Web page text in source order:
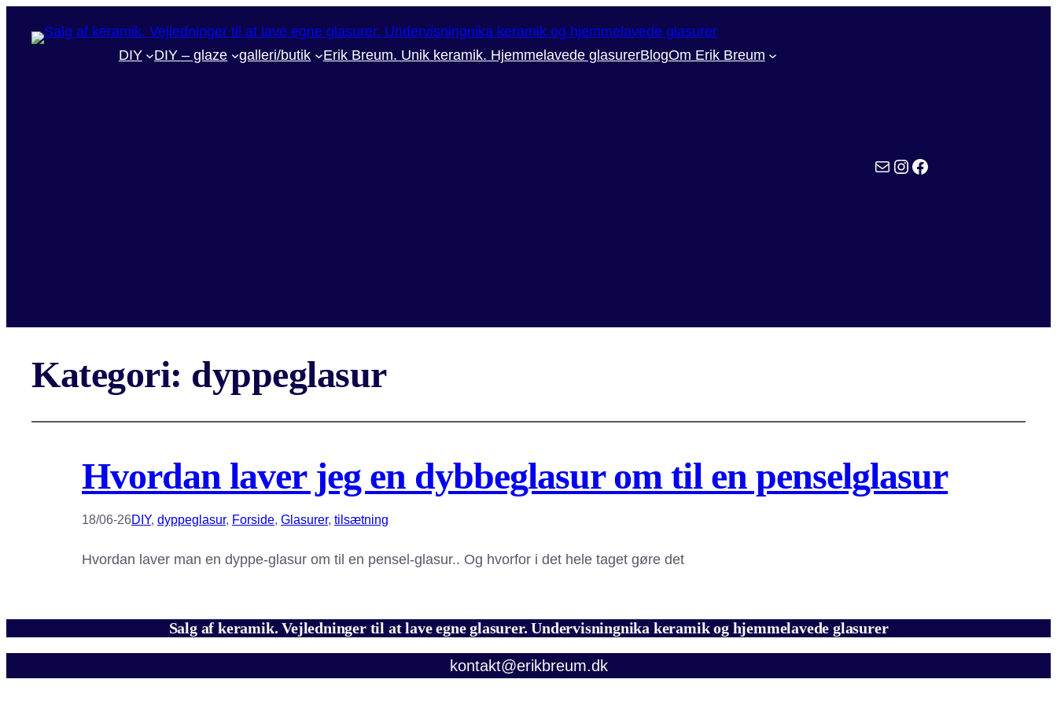
DIY DIY – glaze galleri/butik Erik Breum. Unik keramik. Hjemmelavede glasurerBlogOm Erik Breum
kontaktmail Min instagram Facebook
Kategori: dyppeglasur
Hvordan laver jeg en dybbeglasur om til en penselglasur
18/06-26DIY, dyppeglasur, Forside, Glasurer, tilsætning
Hvordan laver man en dyppe-glasur om til en pensel-glasur.. Og hvorfor i det hele taget gøre det
Salg af keramik. Vejledninger til at lave egne glasurer. Undervisningnika keramik og hjemmelavede glasurer
kontakt@erikbreum.dk